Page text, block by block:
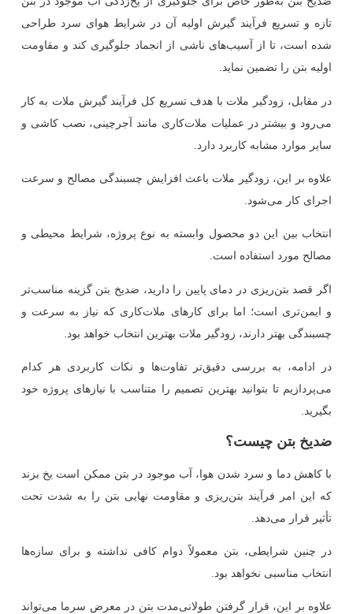
تازه و تسریع فرآیند گیرش اولیه آن در شرایط هوای سرد طراحی
شده است، تا از آسیب‌های ناشی از انجماد جلوگیری کند و مقاومت
اولیه بتن را تضمین نماید.
در مقابل، زودگیر ملات با هدف تسریع کل فرآیند گیرش ملات به کار
می‌رود و بیشتر در عملیات ملات‌کاری مانند آجرچینی، نصب کاشی و
سایر موارد مشابه کاربرد دارد.
علاوه بر این، زودگیر ملات باعث افزایش چسبندگی مصالح و سرعت
اجرای کار می‌شود.
انتخاب بین این دو محصول وابسته به نوع پروژه، شرایط محیطی و
مصالح مورد استفاده است.
اگر قصد بتن‌ریزی در دمای پایین را دارید، ضدیخ بتن گزینه مناسب‌تر
و ایمن‌تری است؛ اما برای کارهای ملات‌کاری که نیاز به سرعت و
چسبندگی بهتر دارند، زودگیر ملات بهترین انتخاب خواهد بود.
در ادامه، به بررسی دقیق‌تر تفاوت‌ها و نکات کاربردی هر کدام
می‌پردازیم تا بتوانید بهترین تصمیم را متناسب با نیازهای پروژه خود
بگیرید.
ضدیخ بتن چیست؟
با کاهش دما و سرد شدن هوا، آب موجود در بتن ممکن است یخ بزند
که این امر فرآیند بتن‌ریزی و مقاومت نهایی بتن را به شدت تحت
تأثیر قرار می‌دهد.
در چنین شرایطی، بتن معمولاً دوام کافی نداشته و برای سازه‌ها
انتخاب مناسبی نخواهد بود.
علاوه بر این، قرار گرفتن طولانی‌مدت بتن در معرض سرما می‌تواند